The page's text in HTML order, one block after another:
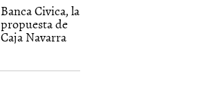
Banca Civica, la
propuesta de
Caja Navarra